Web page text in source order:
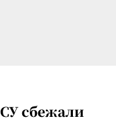
сбежали